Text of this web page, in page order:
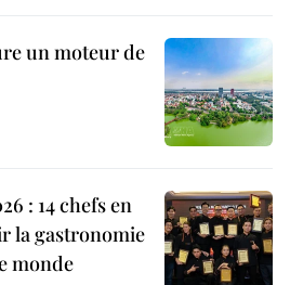
un moteur de
: 14 chefs en
la gastronomie
monde